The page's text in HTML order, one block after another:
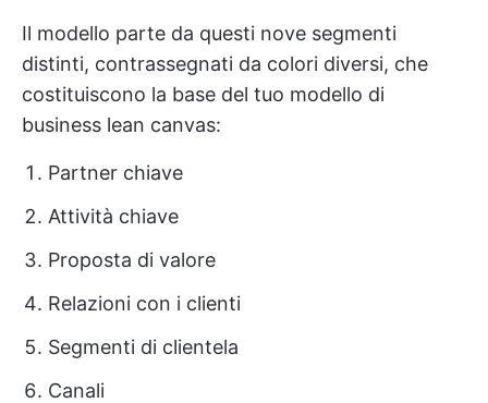
Il modello parte da questi nove segmenti
distinti, contrassegnati da colori diversi, che
costituiscono la base del tuo modello di
business lean canvas:
Partner chiave
Attività chiave
Proposta di valore
Relazioni con i clienti
Segmenti di clientela
Canali